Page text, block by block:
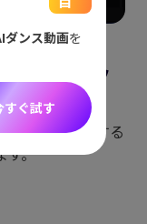
装飾するコツ
、動画を作成する
す。
ダンス動画を
すぐ試す
アイ